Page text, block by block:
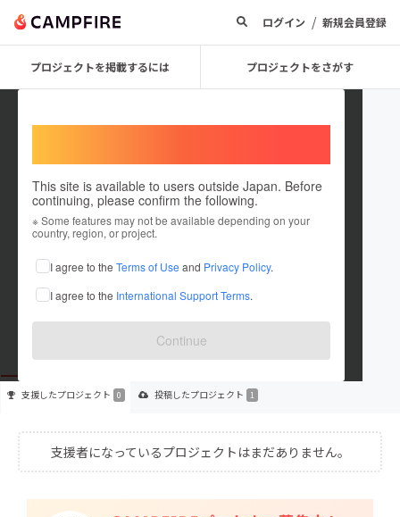
ログイン / 新規会員登録
プロジェクトを掲載するには プロジェクトをさがす
This site is available to users outside Japan. Before
continuing, please confirm the following.
※ Some features may not be available depending on your
country, region, or project.
I agree to the Terms of Use and Privacy Policy.
I agree to the International Support Terms.
Continue
638fd7aa5524
これまでに1件のプロジェクトを投稿しています
在住国：未設定
出身国：未設定
支援したプロジェクト 0 投稿したプロジェクト 1
支援者になっているプロジェクトはまだありません。